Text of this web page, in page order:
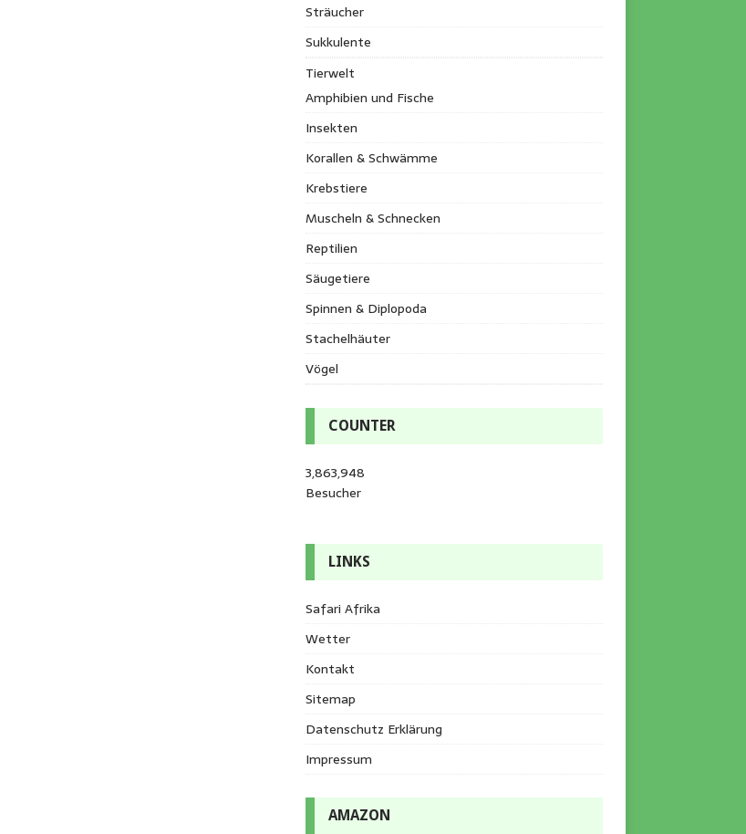
Sträucher
Sukkulente
Tierwelt
Amphibien und Fische
Insekten
Korallen & Schwämme
Krebstiere
Muscheln & Schnecken
Reptilien
Säugetiere
Spinnen & Diplopoda
Stachelhäuter
Vögel
COUNTER
3,863,948
Besucher
LINKS
Safari Afrika
Wetter
Kontakt
Sitemap
Datenschutz Erklärung
Impressum
AMAZON